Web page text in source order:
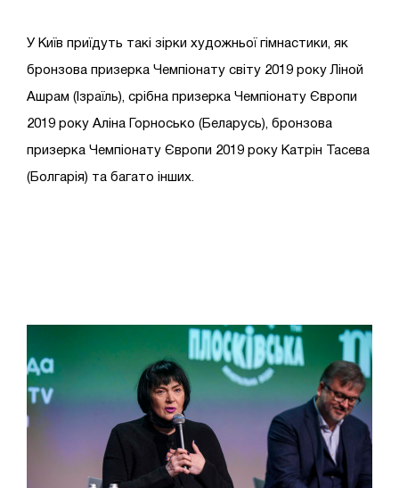
У Київ приїдуть такі зірки художньої гімнастики, як
бронзова призерка Чемпіонату світу 2019 року Ліной
Ашрам (Ізраїль), срібна призерка Чемпіонату Європи
2019 року Аліна Горносько (Беларусь), бронзова
призерка Чемпіонату Європи 2019 року Катрін Тасева
(Болгарія) та багато інших.